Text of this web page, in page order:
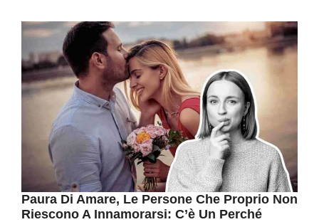
Paura Di Amare, Le Persone Che Proprio Non
Riescono A Innamorarsi: C’è Un Perché